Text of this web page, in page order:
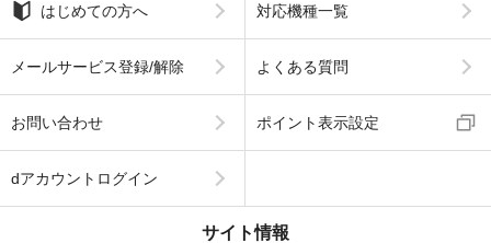
はじめての方へ 対応機種一覧
メールサービス登録/解除 よくある質問
お問い合わせ ポイント表示設定
dアカウントログイン
サイト情報